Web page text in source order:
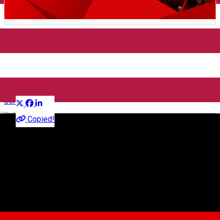
English
Crăciun din Sibiu, ediția 2025
Copied!
Comunitate